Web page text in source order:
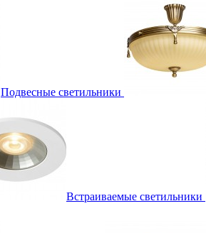
Подвесные светильники
Встраиваемые светильники